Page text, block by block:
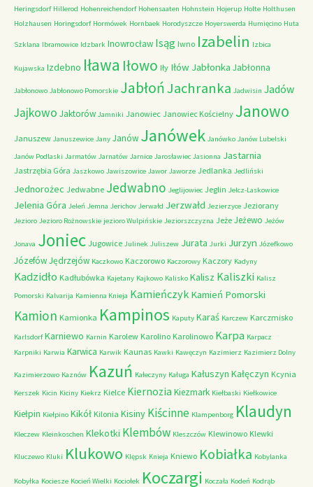
Heringsdorf Hillerod Hohenreichendorf Hohensaaten Hohnstein Hojerup Holte Holthusen
Holzhausen Horingsdorf Hormówek Hornbaek Horodyszcze Hoyerswerda Humięcino Huta
Szklana Ibramowice Idzbark Inowrocław Isąg Iwno Izabelin Izbica
Kujawska Izdebno Iława Iłowo Iły Iłów Jabłonka Jabłonna
Jabłonowo Jabłonowo Pomorskie JabłońJachranka Jadwisin Jadów
Jajkowo Jaktorów Jamniki Janowiec Janowiec Kościelny Janowo
Januszew Januszewice Jany Janów Janówek Janówko Janów Lubelski
Janów Podlaski Jarmatów Jarnatów Jarnice Jarosławiec Jasionna Jastarnia
Jastrzębia Góra Jaszkowo Jawiszowice Jawor Jaworze Jedlanka Jedliński
Jednorożec Jedwabne Jedwabno Jeglijowiec Jeglin Jelcz-Laskowice
Jelenia Góra Jeleń Jemna Jerichov Jerwałd Jerzwałd Jezierzyce Jeziorany
Jezioro Jezioro Rożnowskie jezioro Wulpińskie Jeziorszczyzna Jeże Jeżewo Jeżów
Jonava Joniec Jugowice Julinek Juliszew Jurata Jurki Jurzyn Józefkowo
JózefówJędrzejów Kaczkowo Kaczorowo Kaczorowy Kaczory Kadyny
Kadzidło Kadłubówka Kajetany Kajkowo Kalisko Kalisz Kaliszki Kalisz
Pomorski Kalvarija Kamienna Knieja Kamieńczyk Kamień Pomorski
Kamion Kamionka Kampinos Kaputy Karaś Karczew Karczmisko
Karlsdorf Karniewo Karnin Karolew Karolino Karolinowo Karpa Karpacz
Karpniki Karwia Karwica Karwik Kaunas Kawki Kawęczyn Kazimierz Kazimierz Dolny
Kazimierzowo Kaznów Kazuń Kałeczyny Kaługa Kałuszyn Kałęczyn Kcynia
Kerszek Kicin Kiciny Kiekrz Kielce Kiernozia Kiezmark Kiełbaski Kiełkowice
Kiełpin Kiełpino Kikół Kilonia Kisiny Kiścinne Klampenborg Klaudyn
Kleczew Kleinkoschen Klekotki Klembów Kleszczów Klewinowo Klewki
Kluczewo Kluki Klukowo Klępsk Knieja Kniewo Kobiałka Kobylanka
Kobyłka Kociesze Kocień Wielki Kociołek Koczargi Koczała Kodeń Kodrąb